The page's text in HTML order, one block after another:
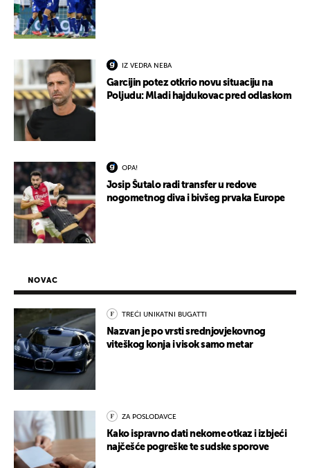
IZ VEDRA NEBA
Garcijin potez otkrio novu situaciju na
Poljudu: Mladi hajdukovac pred odlaskom
OPA!
Josip Šutalo radi transfer u redove
nogometnog diva i bivšeg prvaka Europe
NOVAC
TREĆI UNIKATNI BUGATTI
Nazvan je po vrsti srednjovjekovnog
viteškog konja i visok samo metar
ZA POSLODAVCE
Kako ispravno dati nekome otkaz i izbjeći
najčešće pogreške te sudske sporove